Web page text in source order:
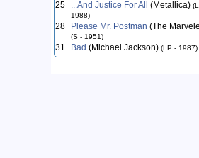
25 ...And Justice For All (Metallica)
1988)
28 Please Mr. Postman (The
(S - 1951)
31 Bad (Michael Jackson) (LP - 1987)